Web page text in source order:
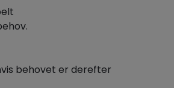
behovet er derefter